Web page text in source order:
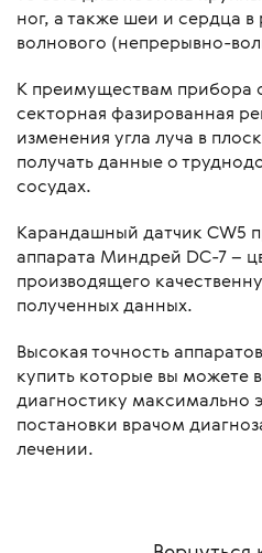
ног, а также шеи и сердца
волнового (непрерывно-
К преимуществам прибора
секторная фазированная
изменения угла луча в
получать данные о
сосудах.
Карандашный датчик CW5
аппарата Миндрей DC-7 –
производящего
полученных данных.
Высокая точность
купить которые вы можете
диагностику максимально
постановки врачом
лечении.